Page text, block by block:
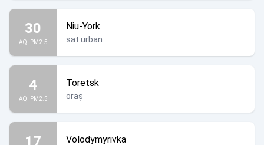
30
AQI PM2.5
Niu-York
sat urban
4
AQI PM2.5
Toretsk
oraș
17 Volodymyrivka